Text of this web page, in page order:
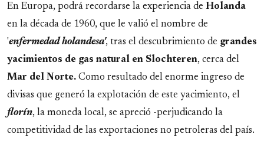
En Europa, podrá recordarse la experiencia de Holanda
en la década de 1960, que le valió el nombre de
'enfermedad holandesa', tras el descubrimiento de grandes
yacimientos de gas natural en Slochteren, cerca del
Mar del Norte. Como resultado del enorme ingreso de
divisas que generó la explotación de este yacimiento, el
florín, la moneda local, se apreció -perjudicando la
competitividad de las exportaciones no petroleras del país.